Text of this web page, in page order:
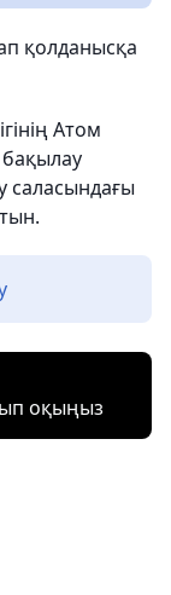
қолданысқа
Атом
саласындағы
оқыңыз